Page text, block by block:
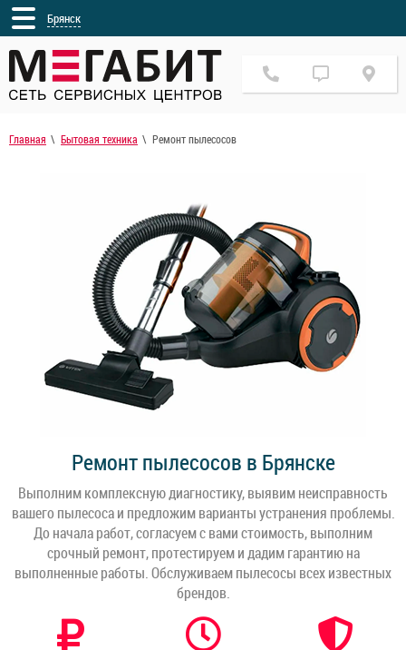
Брянск
Главная Бытовая техника Ремонт пылесосов
Ремонт пылесосов в Брянске
Выполним комплексную диагностику, выявим неисправность
вашего пылесоса и предложим варианты устранения проблемы.
До начала работ, согласуем с вами стоимость, выполним
срочный ремонт, протестируем и дадим гарантию на
выполненные работы. Обслуживаем пылесосы всех известных
брендов.